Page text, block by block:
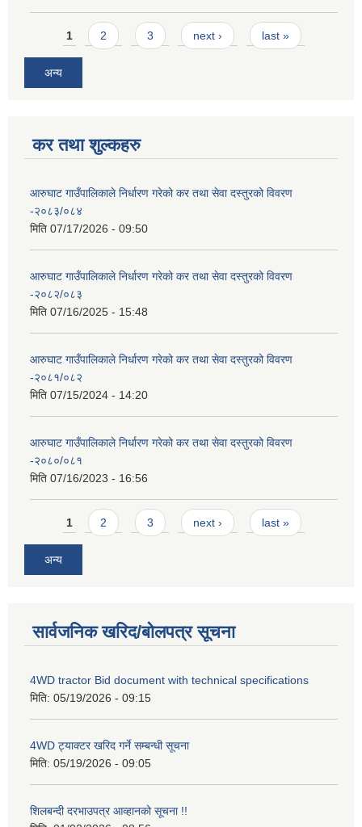
Pages
1 2 3 next › last »
अन्य
कर तथा शुल्कहरु
आरुघाट गाउँपालिकाले निर्धारण गरेको कर तथा सेवा दस्तुरको विवरण
-२०८३/०८४
मिति 07/17/2026 - 09:50
आरुघाट गाउँपालिकाले निर्धारण गरेको कर तथा सेवा दस्तुरको विवरण
-२०८२/०८३
मिति 07/16/2025 - 15:48
आरुघाट गाउँपालिकाले निर्धारण गरेको कर तथा सेवा दस्तुरको विवरण
-२०८१/०८२
मिति 07/15/2024 - 14:20
आरुघाट गाउँपालिकाले निर्धारण गरेको कर तथा सेवा दस्तुरको विवरण
-२०८०/०८१
मिति 07/16/2023 - 16:56
Pages
1 2 3 next › last »
अन्य
सार्वजनिक खरिद/बोलपत्र सूचना
4WD tractor Bid document with technical specifications
मिति: 05/19/2026 - 09:15
4WD ट्याक्टर खरिद गर्ने सम्बन्धी सूचना
मिति: 05/19/2026 - 09:05
शिलबन्दी दरभाउपत्र आव्हानको सूचना !!